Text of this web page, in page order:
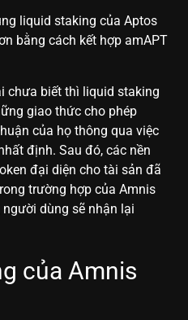
liquid staking của Aptos
bằng cách kết hợp amAPT
chưa biết thì liquid staking
giao thức cho phép
của họ thông qua việc
định. Sau đó, các nền
đại diện cho tài sản đã
trường hợp của Amnis
người dùng sẽ nhận lại
của Amnis